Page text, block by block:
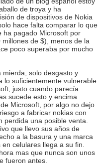
de troya y ha
de dispositivos de Nokia
hace falta comparar lo que
ha pagado Microsoft por
de $), menos de la
poco superaba por mucho
mierda, solo desgasto y
lo suficientemente vulnerable
justo cuando parecía
sucede esto y encima
Microsoft, por algo no dejo
a fabricar nokias con
una posible venta.
que llevo sus años de
a la basura y una marca
celulares llega a su fin.
mas que nunca son unos
fueron antes.